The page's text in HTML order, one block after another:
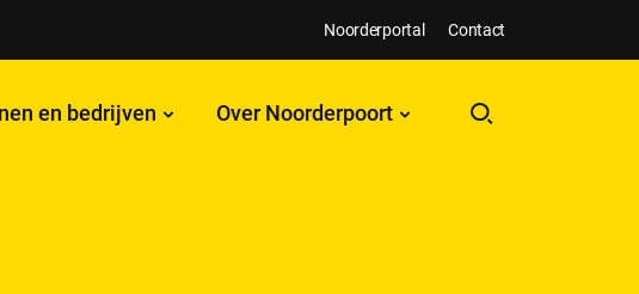
Noorderportal Contact
en bedrijven Over Noorderpoort